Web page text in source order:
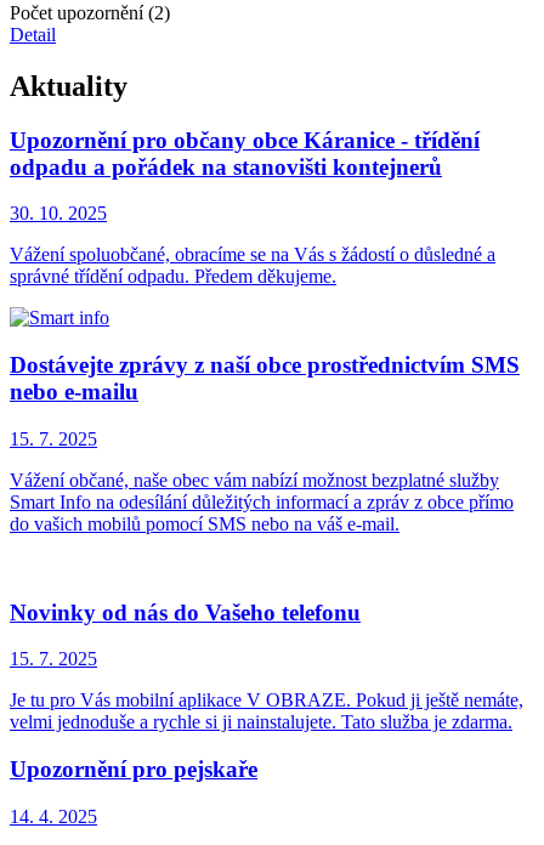
Počet upozornění (2)
Detail
Aktuality
Upozornění pro občany obce Káranice - třídění
odpadu a pořádek na stanovišti kontejnerů
30. 10. 2025
Vážení spoluobčané, obracíme se na Vás s žádostí o důsledné a
správné třídění odpadu. Předem děkujeme.
Dostávejte zprávy z naší obce prostřednictvím SMS
nebo e-mailu
15. 7. 2025
Vážení občané, naše obec vám nabízí možnost bezplatné služby
Smart Info na odesílání důležitých informací a zpráv z obce přímo
do vašich mobilů pomocí SMS nebo na váš e-mail.
Novinky od nás do Vašeho telefonu
15. 7. 2025
Je tu pro Vás mobilní aplikace V OBRAZE. Pokud ji ještě nemáte,
velmi jednoduše a rychle si ji nainstalujete. Tato služba je zdarma.
Upozornění pro pejskaře
14. 4. 2025